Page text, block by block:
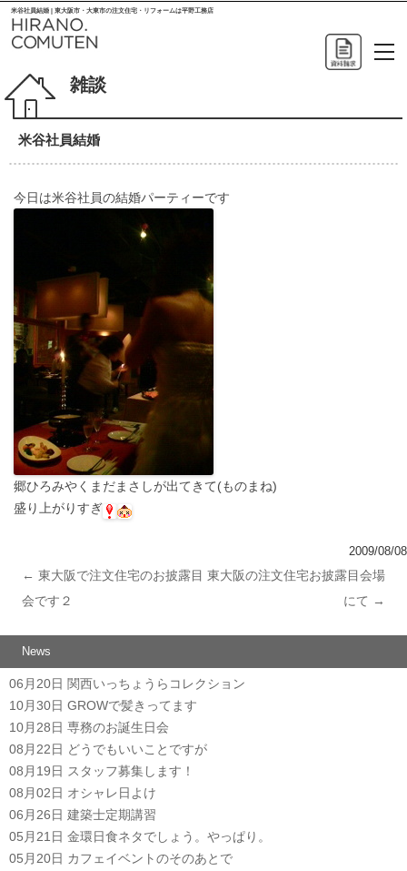
米谷社員結婚 | 東大阪市・大東市の注文住宅・リフォームは平野工務店
雑談
米谷社員結婚
今日は米谷社員の結婚パーティーです
郷ひろみやくまだまさしが出てきて(ものまね)
盛り上がりすぎ
2009/08/08
← 東大阪で注文住宅のお披露目
会です２
東大阪の注文住宅お披露目会場
にて →
News
06月20日 関西いっちょうらコレクション
10月30日 GROWで髪きってます
10月28日 専務のお誕生日会
08月22日 どうでもいいことですが
08月19日 スタッフ募集します！
08月02日 オシャレ日よけ
06月26日 建築士定期講習
05月21日 金環日食ネタでしょう。やっぱり。
05月20日 カフェイベントのそのあとで